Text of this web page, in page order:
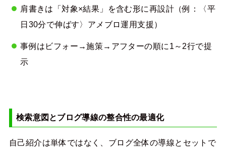
肩書きは「対象×結果」を含む形に再設計（例：〈平
日30分で伸ばす〉アメブロ運用支援）
事例はビフォー→施策→アフターの順に1～2行で提
示
検索意図とブログ導線の整合性の最適化
自己紹介は単体ではなく、ブログ全体の導線とセットで